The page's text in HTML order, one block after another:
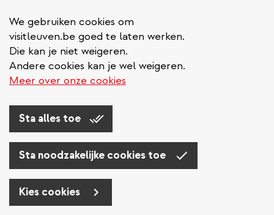
We gebruiken cookies om
visitleuven.be goed te laten werken.
Die kan je niet weigeren.
Andere cookies kan je wel weigeren.
Meer over onze cookies
Sta alles toe
Sta noodzakelijke cookies toe
Kies cookies